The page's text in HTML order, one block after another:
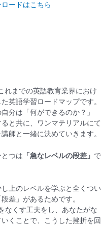
ードはこちら
れまでの英語教育業界におけ
英語学習ロードマップです。
分は「何ができるのか？」
と共に、ワンマテリアルにて
師と一緒に決めていきます。
つは 「急なレベルの段差」 で
上のレベルを学ぶと全くつい
差」があるためです。
なくす工夫をし、あなたがな
くことで、こうした挫折を回